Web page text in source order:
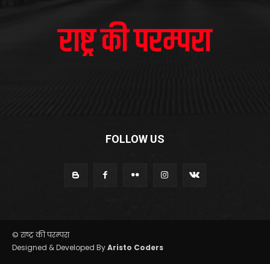
FOLLOW US
© राष्ट्र की परम्परा
Designed & Developed ByAristo Coders